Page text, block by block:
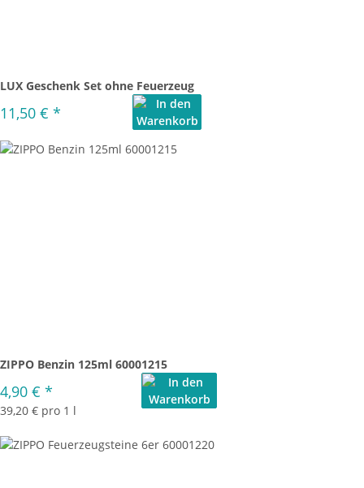
LUX Geschenk Set ohne Feuerzeug
11,50 € *
ZIPPO Benzin 125ml 60001215
4,90 € *
39,20 € pro 1 l